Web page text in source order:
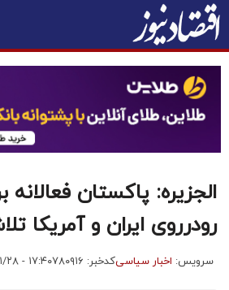
الجزیره: پاکستان
رودرروی ایران و آمریکا
سرویس: اخبار سیاسیکدخبر: ۷۸۰۹۱۶ ۱۴۰۵/۰۱/